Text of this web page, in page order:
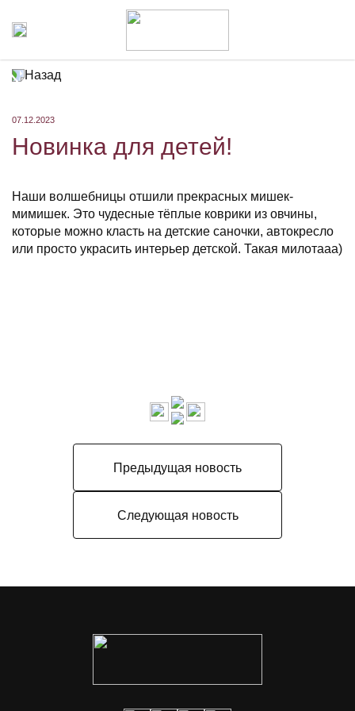
Назад
07.12.2023
Новинка для детей!
Наши волшебницы отшили прекрасных мишек-
мимишек. Это чудесные тёплые коврики из овчины,
которые можно класть на детские саночки, автокресло
или просто украсить интерьер детской. Такая милотааа)
Предыдущая новость
Следующая новость